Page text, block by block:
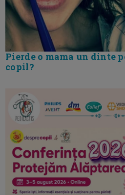
Pierde o mama un dinte
copil?